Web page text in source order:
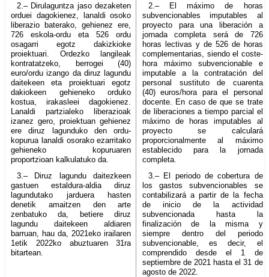
2.– Dirulaguntza jaso dezaketen
orduei dagokienez, lanaldi osoko
liberazio baterako, gehienez ere,
726 eskola-ordu eta 526 ordu
osagarri egotz dakizkioke
proiektuari. Ordezko langileak
kontratatzeko, berrogei (40)
euro/ordu izango da diruz lagundu
daitekeen eta proiektuari egotz
dakiokeen gehieneko orduko
kostua, irakasleei dagokienez.
Lanaldi partzialeko liberazioak
izanez gero, proiektuan gehienez
ere diruz lagunduko den ordu-
kopurua lanaldi osorako ezarritako
gehieneko kopuruaren
proportzioan kalkulatuko da.
2.– El máximo de horas
subvencionables imputables al
proyecto para una liberación a
jornada completa será de 726
horas lectivas y de 526 de horas
complementarias, siendo el coste-
hora máximo subvencionable e
imputable a la contratación del
personal sustituto de cuarenta
(40) euros/hora para el personal
docente. En caso de que se trate
de liberaciones a tiempo parcial el
máximo de horas imputables al
proyecto se calculará
proporcionalmente al máximo
establecido para la jornada
completa.
3.– Diruz lagundu daitezkeen
gastuen estaldura-aldia diruz
lagundutako jarduera hasten
denetik amaitzen den arte
zenbatuko da, betiere diruz
lagundu daitekeen aldiaren
barruan, hau da, 2021eko irailaren
1etik 2022ko abuztuaren 31ra
bitartean.
3.– El periodo de cobertura de
los gastos subvencionables se
contabilizará a partir de la fecha
de inicio de la actividad
subvencionada hasta la
finalización de la misma y
siempre dentro del periodo
subvencionable, es decir, el
comprendido desde el 1 de
septiembre de 2021 hasta el 31 de
agosto de 2022.